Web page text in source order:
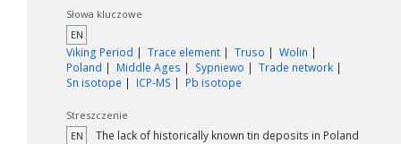
Słowa kluczowe
EN
Viking Period Trace element Truso
Wolin
Poland
Middle Ages Sypniewo
Trade network
Sn isotope
ICP-MS Pb isotope
Streszczenie
EN
The lack of historically known tin deposits in Poland